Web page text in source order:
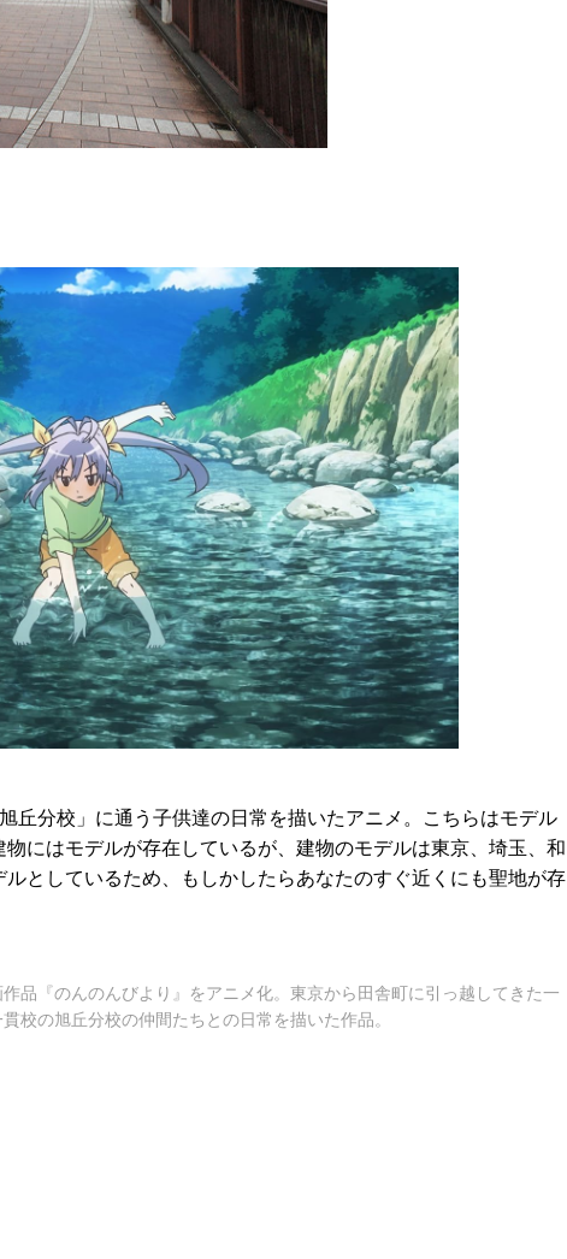
丘分校」に通う子供達の日常を描いたアニメ。こちらはモデル
にはモデルが存在しているが、建物のモデルは東京、埼玉、和
としているため、もしかしたらあなたのすぐ近くにも聖地が存
品『のんのんびより』をアニメ化。東京から田舎町に引っ越してきた一
校の旭丘分校の仲間たちとの日常を描いた作品。